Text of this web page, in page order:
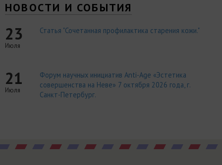
НОВОСТИ И СОБЫТИЯ
23
Июля
Статья "Сочетанная профилактика старения кожи."
21
Июля
Форум научных инициатив Anti-Age «Эстетика
совершенства на Неве» 7 октября 2026 года, г.
Санкт-Петербург.